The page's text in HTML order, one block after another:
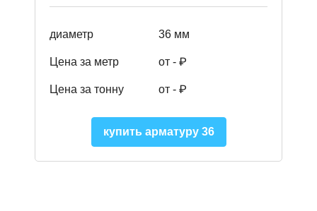
диаметр 36 мм
Цена за метр от - ₽
Цена за тонну от - ₽
купить арматуру 36